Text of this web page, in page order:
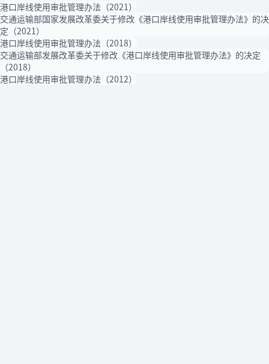
港口岸线使用审批管理办法（2021）
交通运输部国家发展改革委关于修改《港口岸线使用审批管理办法》的决
定（2021）
港口岸线使用审批管理办法（2018）
交通运输部发展改革委关于修改《港口岸线使用审批管理办法》的决定
（2018）
港口岸线使用审批管理办法（2012）